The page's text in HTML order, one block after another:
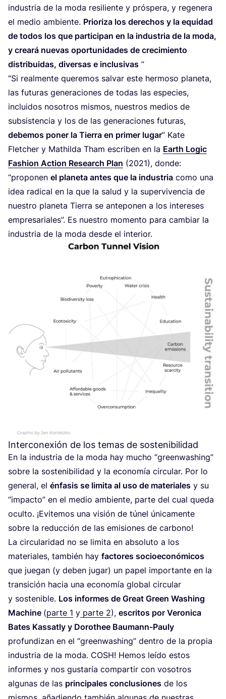
indus­tria de la moda resi­lien­te y prós­pe­ra, y rege­ne­ra
el medio ambien­te. Prio­ri­za los dere­chos y la equi­dad
de todos los que par­ti­ci­pan en la indus­tria de la moda,
y crea­rá nue­vas opor­tu­ni­da­des de cre­ci­mien­to
dis­tri­bui­das, diver­sas e inclu­si­vas ”
“Si real­men­te que­re­mos sal­var este her­mo­so pla­ne­ta,
las futu­ras gene­ra­cio­nes de todas las espe­cies,
inclui­dos noso­tros mis­mos, nues­tros medios de
sub­sis­ten­cia y los de las gene­ra­cio­nes futu­ras,
debe­mos poner la Tie­rra en pri­mer lugar” Kate
Flet­cher y Mathil­da Tham escri­ben en la Earth Logic
Fashion Action Research Plan (2021), don­de:
“pro­po­nen el pla­ne­ta antes que la indus­tria como una
idea radi­cal en la que la salud y la super­vi­ven­cia de
nues­tro pla­ne­ta Tie­rra se ante­po­nen a los intere­ses
empre­sa­ria­les”. Es nues­tro momen­to para cam­biar la
indus­tria de la moda des­de el interior.
Interconexión de los temas de sostenibilidad
En la indus­tria de la moda hay mucho “green­wa­shing”
sobre la sos­te­ni­bi­li­dad y la eco­no­mía cir­cu­lar. Por lo
gene­ral, el énfa­sis se limi­ta al uso de mate­ria­les y su
“impac­to” en el medio ambien­te, par­te del cual que­da
ocul­to. ¡Evi­te­mos una visión de túnel úni­ca­men­te
sobre la reduc­ción de las emi­sio­nes de carbono!
La cir­cu­la­ri­dad no se limi­ta en abso­lu­to a los
mate­ria­les, tam­bién hay fac­to­res socio­eco­nó­mi­cos
que jue­gan (y deben jugar) un papel impor­tan­te en la
tran­si­ción hacia una eco­no­mía glo­bal cir­cu­lar
y sos­te­ni­ble. Los infor­mes de Great Green Washing
Machi­ne (par­te 1 y par­te 2), escri­tos por Vero­ni­ca
Bates Kas­satly y Dorothee Bau­mann-Pauly
pro­fun­di­zan en el “green­wa­shing” den­tro de la pro­pia
indus­tria de la moda. COSH! Hemos leí­do estos
infor­mes y nos gus­ta­ría com­par­tir con voso­tros
algu­nas de las prin­ci­pa­les con­clu­sio­nes de los